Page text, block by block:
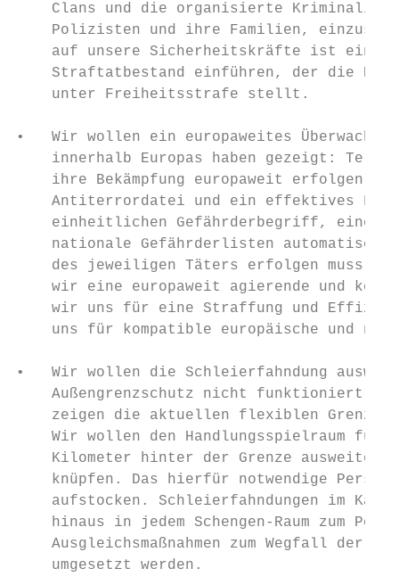
Clans und die organisierte
Polizisten und ihre Familien,
auf unsere Sicherheitskräfte ist ein
Straftatbestand einführen, der die
    unter Freiheitsstrafe stellt.
•   Wir wollen ein europaweites
innerhalb Europas haben gezeigt:
ihre Bekämpfung europaweit erfolgen.
Antiterrordatei und ein effektives
einheitlichen Gefährderbegriff, eine
nationale Gefährderlisten automatisch
des jeweiligen Täters erfolgen muss.
wir eine europaweit agierende und
wir uns für eine Straffung und
uns für kompatible europäische und
•   Wir wollen die Schleierfahndung
Außengrenzschutz nicht funktioniert,
zeigen die aktuellen flexiblen
Wir wollen den Handlungsspielraum für
Kilometer hinter der Grenze ausweiten
knüpfen. Das hierfür notwendige
aufstocken. Schleierfahndungen im
hinaus in jedem Schengen-Raum zum
Ausgleichsmaßnahmen zum Wegfall der
    umgesetzt werden.